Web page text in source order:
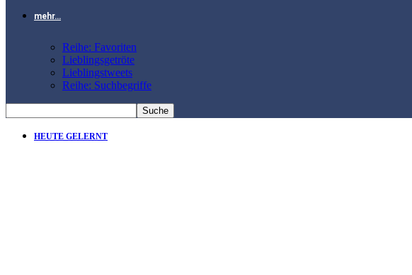
mehr…
Reihe: Favoriten
Lieblingsgetröte
Lieblingstweets
Reihe: Suchbegriffe
HEUTE GELERNT